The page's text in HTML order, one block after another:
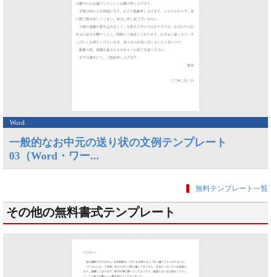
Word
一般的なお中元の送り状の文例テンプレート
03（Word・ワー...
無料テンプレート一覧
その他の無料書式テンプレート